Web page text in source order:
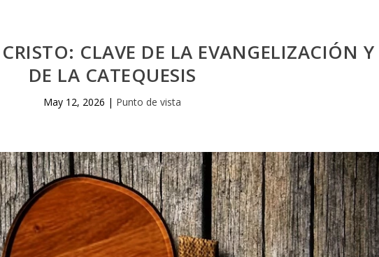
CLAVE DE LA EVANGELIZACIÓN Y
DE LA CATEQUESIS
May 12, 2026 | Punto de vista